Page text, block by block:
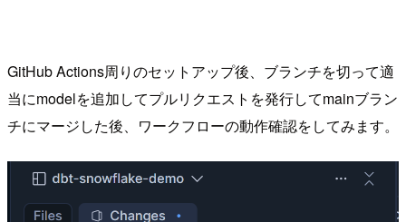
GitHub Actions周りのセットアップ後、ブランチを切って適
当にmodelを追加してプルリクエストを発行してmainブラン
チにマージした後、ワークフローの動作確認をしてみます。